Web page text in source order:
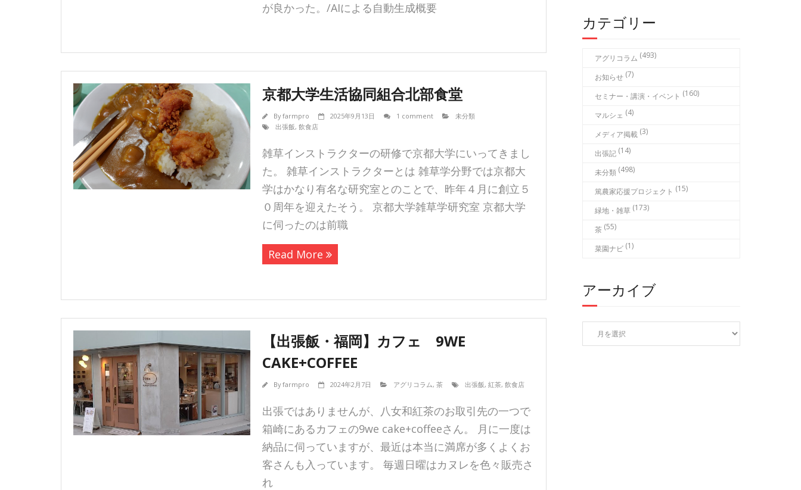
が良かった。/AIによる自動生成概要
京都大学生活協同組合北部食堂
Byfarmpro 2025年9月13日 1 comment
未分類
出張飯,飲食店
雑草インストラクターの研修で京都大学にいってきまし
た。 雑草インストラクターとは 雑草学分野では京都大
学はかなり有名な研究室とのことで、昨年４月に創立５
０周年を迎えたそう。 京都大学雑草学研究室 京都大学
に伺ったのは前職
Read More
【出張飯・福岡】カフェ 9WE
CAKE+COFFEE
Byfarmpro 2024年2月7日 アグリコラム,茶 出張飯,紅茶,飲食店
出張ではありませんが、八女和紅茶のお取引先の一つで
箱崎にあるカフェの9we cake+coffeeさん。 月に一度は
納品に伺っていますが、最近は本当に満席が多くよくお
客さんも入っています。 毎週日曜はカヌレを色々販売さ
れ
カテゴリー
アグリコラム (493)
お知らせ (7)
セミナー・講演・イベント (160)
マルシェ (4)
メディア掲載 (3)
出張記 (14)
未分類 (498)
篤農家応援プロジェクト (15)
緑地・雑草 (173)
茶 (55)
菜園ナビ (1)
アーカイブ
ア
カ